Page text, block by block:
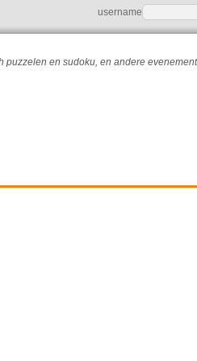
username
en sudoku, en andere